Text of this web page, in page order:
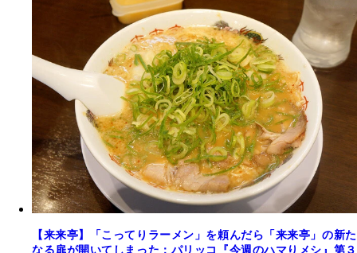
【来来亭】「こってりラーメン」を頼んだら「来来亭」の新た
なる扉が開いてしまった：パリッコ『今週のハマりメシ』第３